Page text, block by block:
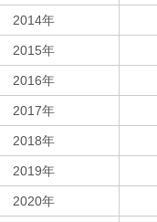
2014年
2015年
2016年
2017年
2018年
2019年
2020年